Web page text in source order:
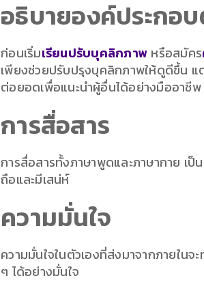
อธิบายองค์ประกอ
ก่อนเริ่มเรียนปรับบุคลิกภาพ หรือสมัคร
เพียงช่วยปรับปรุงบุคลิกภาพให้ดูดีขึ้น
ต่อยอดเพื่อแนะนำผู้อื่นได้อย่างมืออาชีพ
การสื่อสาร
การสื่อสารทั้งภาษาพูดและภาษากาย เ
ถือและมีเสน่ห์
ความมั่นใจ
ความมั่นใจในตัวเองที่ส่งมาจากภายใน
ๆ ได้อย่างมั่นใจ